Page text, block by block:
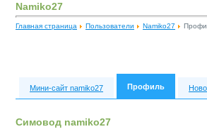
Namiko27
Главная страница Пользователи Namiko27
Мини-сайт namiko27 Профиль
Симовод namiko27